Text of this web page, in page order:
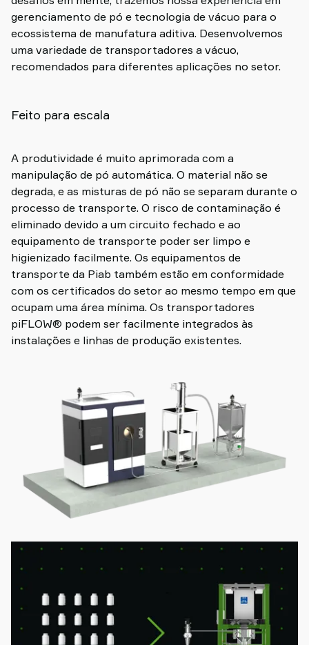
gerenciamento de pó e tecnologia de vácuo para o
ecossistema de manufatura aditiva. Desenvolvemos
uma variedade de transportadores a vácuo,
recomendados para diferentes aplicações no setor.
Feito para escala
A produtividade é muito aprimorada com a
manipulação de pó automática. O material não se
degrada, e as misturas de pó não se separam durante o
processo de transporte. O risco de contaminação é
eliminado devido a um circuito fechado e ao
equipamento de transporte poder ser limpo e
higienizado facilmente. Os equipamentos de
transporte da Piab também estão em conformidade
com os certificados do setor ao mesmo tempo em que
ocupam uma área mínima. Os transportadores
piFLOW® podem ser facilmente integrados às
instalações e linhas de produção existentes.